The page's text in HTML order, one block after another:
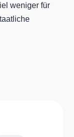
weniger für